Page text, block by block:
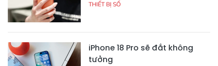
THIẾT BỊ SỐ
iPhone 18 Pro sẽ đắt không
tưởng